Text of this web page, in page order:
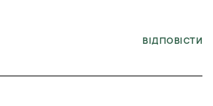
ВІДПОВІСТИ